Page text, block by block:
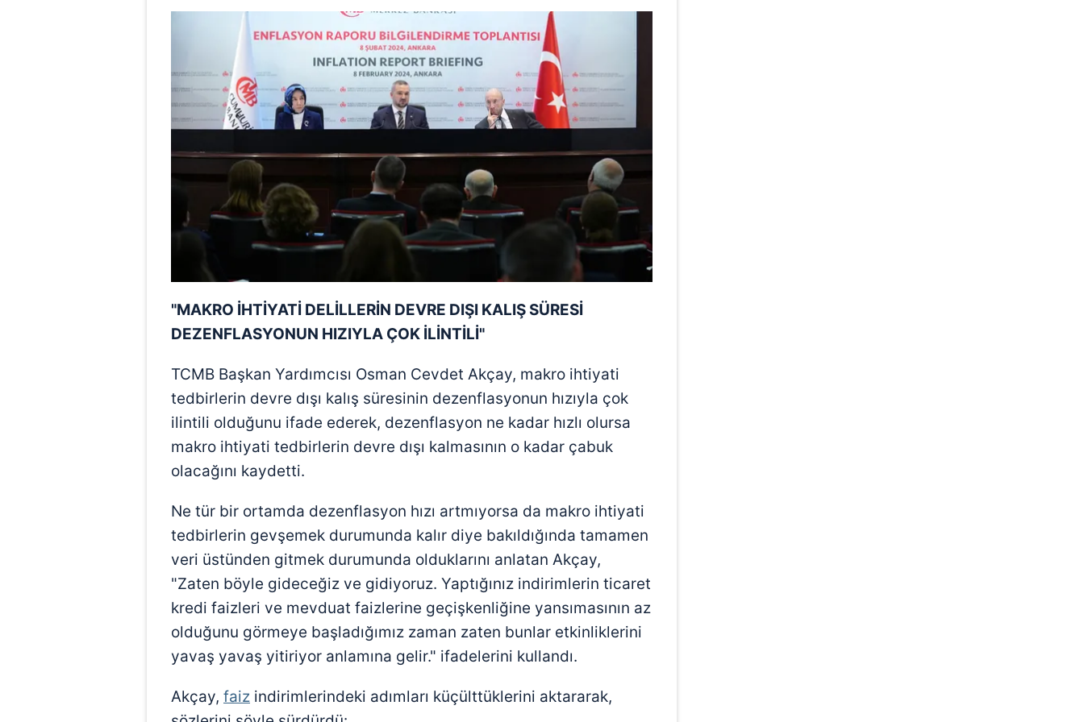
mevzuata uygun olarak kullanılan çerezlerle ilgili bilgi almak için lütfentıklayınız.
"MAKRO İHTİYATİ DELİLLERİN DEVRE DIŞI KALIŞ SÜRESİ
DEZENFLASYONUN HIZIYLA ÇOK İLİNTİLİ"
TCMB Başkan Yardımcısı Osman Cevdet Akçay, makro ihtiyati
tedbirlerin devre dışı kalış süresinin dezenflasyonun hızıyla çok
ilintili olduğunu ifade ederek, dezenflasyon ne kadar hızlı olursa
makro ihtiyati tedbirlerin devre dışı kalmasının o kadar çabuk
olacağını kaydetti.
Ne tür bir ortamda dezenflasyon hızı artmıyorsa da makro ihtiyati
tedbirlerin gevşemek durumunda kalır diye bakıldığında tamamen
veri üstünden gitmek durumunda olduklarını anlatan Akçay,
"Zaten böyle gideceğiz ve gidiyoruz. Yaptığınız indirimlerin ticaret
kredi faizleri ve mevduat faizlerine geçişkenliğine yansımasının az
olduğunu görmeye başladığımız zaman zaten bunlar etkinliklerini
yavaş yavaş yitiriyor anlamına gelir." ifadelerini kullandı.
Akçay, faiz indirimlerindeki adımları küçülttüklerini aktararak,